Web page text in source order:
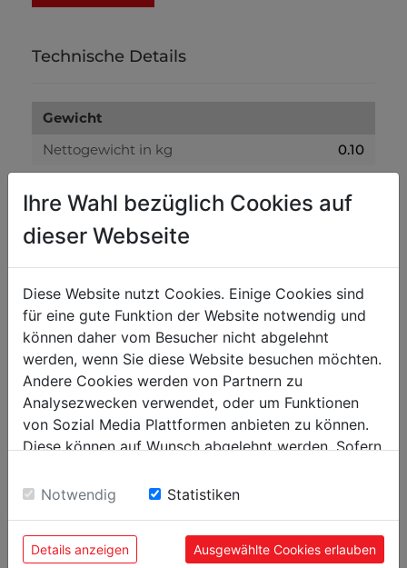
Technische Details
Gewicht
Nettogewicht in kg
0.10
Versandmaße
Verpackungshöhe in mm
50
Verpackungsbreite in mm
50
Verpackungslänge in mm
150
Allgemeine Daten
EAN Code
9120039909639
BELIEBTE PRODUKTE
Ihre Wahl bezüglich Cookies auf
dieser Webseite
Diese Website nutzt Cookies. Einige Cookies sind
für eine gute Funktion der Website notwendig und
können daher vom Besucher nicht abgelehnt
werden, wenn Sie diese Website besuchen möchten.
Andere Cookies werden von Partnern zu
Analysezwecken verwendet, oder um Funktionen
von Sozial Media Plattformen anbieten zu können.
Diese können auf Wunsch abgelehnt werden. Sofern
Einwilligung zu unseren Cookies.
Notwendig Statistiken
Details anzeigen Ausgewählte Cookies erlauben